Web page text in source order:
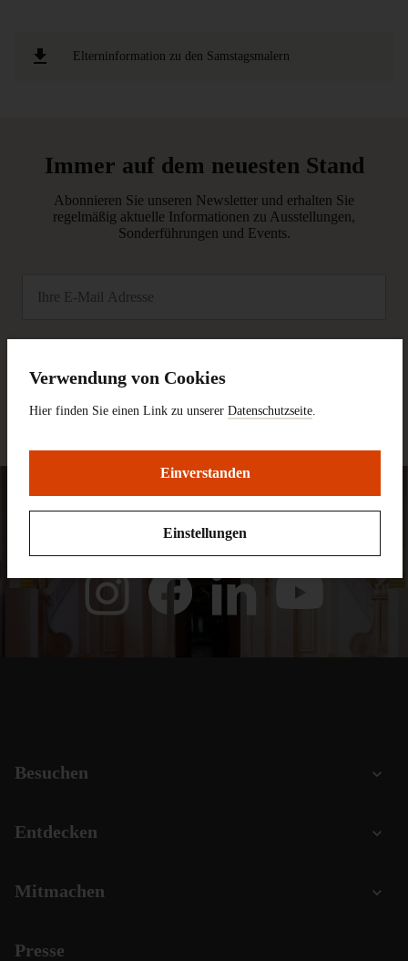
Elterninformation zu den Samstagsmalern
Immer auf dem neuesten Stand
Abonnieren Sie unseren Newsletter und erhalten Sie
regelmäßig aktuelle Informationen zu Ausstellungen,
Sonderführungen und Events.
Ich habe dieDatenschutzbestimmungenzur Kenntnis
Follow HLMD
Besuchen
Entdecken
Mitmachen
Presse
Verwendung von Cookies
Hier finden Sie einen Link zu unserer Datenschutzseite
Einverstanden
Einstellungen